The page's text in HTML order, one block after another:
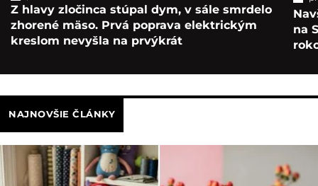
Z hlavy zločinca stúpal dym, v sále smrdelo
zhorené mäso. Prvá poprava elektrickým
kreslom nevyšla na prvýkrát
na
NAJNOVŠIE ČLÁNKY